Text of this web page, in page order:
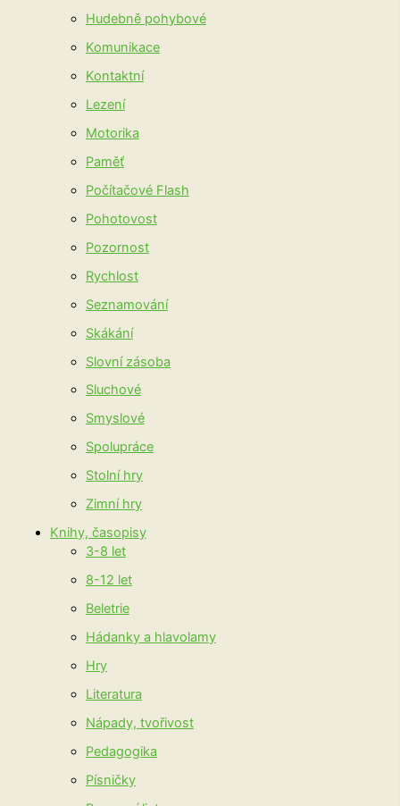
Hudebně pohybové
Komunikace
Kontaktní
Lezení
Motorika
Paměť
Počítačové Flash
Pohotovost
Pozornost
Rychlost
Seznamování
Skákání
Slovní zásoba
Sluchové
Smyslové
Spolupráce
Stolní hry
Zimní hry
Knihy, časopisy
3-8 let
8-12 let
Beletrie
Hádanky a hlavolamy
Hry
Literatura
Nápady, tvořivost
Pedagogika
Písničky